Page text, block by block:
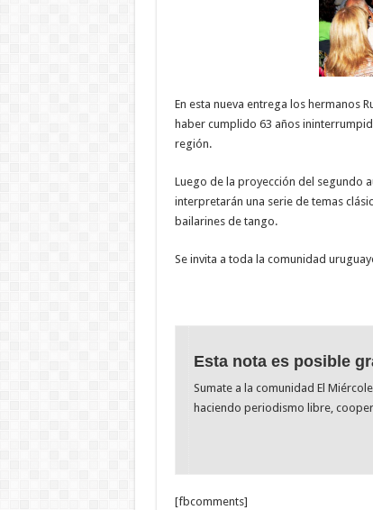
En esta nueva entrega los hermanos
haber cumplido 63 años
región.
Luego de la proyección del segundo
interpretarán una serie de temas
bailarines de tango.
Se invita a toda la comunidad
Esta nota es posible
Sumate a la comunidad El
haciendo periodismo libre,
[fbcomments]